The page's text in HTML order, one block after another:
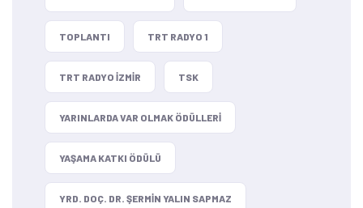
TOPLANTI TRT RADYO 1
TRT RADYO IZMIR TSK
YARINLARDA VAR OLMAK ÖDÜLLERI
YAŞAMA KATKI ÖDÜLÜ
YRD. DOÇ. DR. ŞERMIN YALIN SAPMAZ